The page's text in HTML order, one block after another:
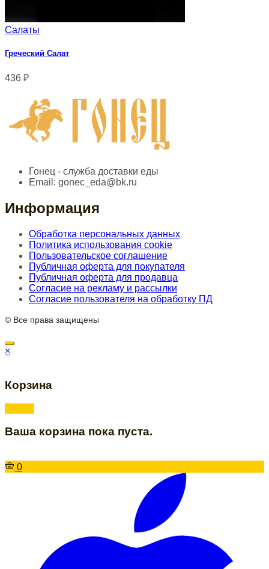
Салаты
Греческий Салат
436 ₽
Гонец - служба доставки еды
Email: gonec_eda@bk.ru
Информация
Обработка персональных данных
Политика использования cookie
Пользовательское соглашение
Публичная оферта для покупателя
Публичная оферта для продавца
Согласие на рекламу и рассылки
Согласие пользователя на обработку ПД
© Все права защищены
×
Корзина
Ваша корзина пока пуста.
0